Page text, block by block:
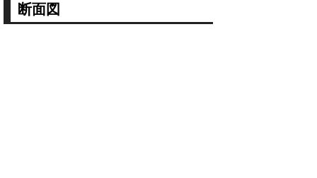
断面図